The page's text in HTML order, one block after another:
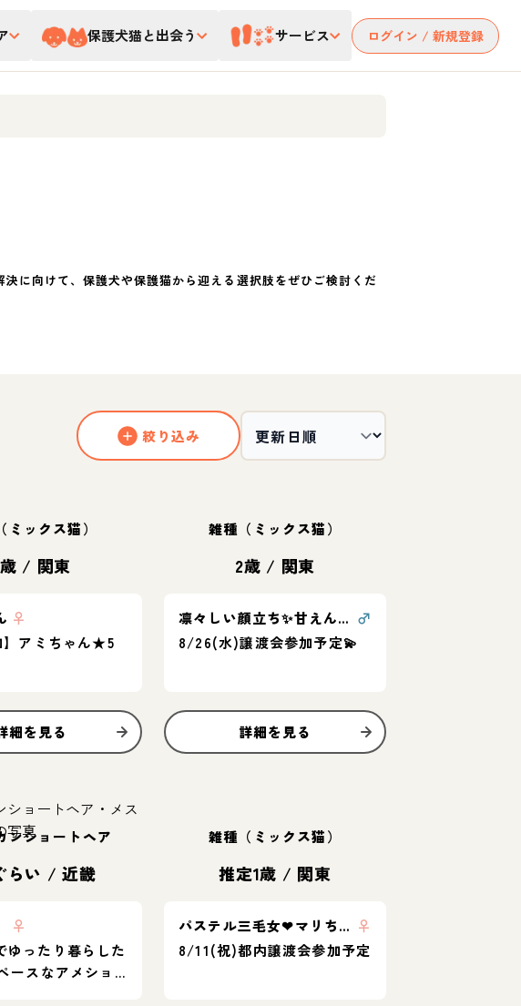
保護犬猫と出会う サービス ログイン / 新規登録
に向けて、保護犬や保護猫から迎える選択肢をぜひご検討くだ
絞り込み
ミックス猫）
/ 関東
♀
】アミちゃん★5
細を見る
雑種（ミックス猫）
2歳 / 関東
凛々しい顔立ち✨甘えん坊プリンス清美くん ♂
8/26(水)譲渡会参加予定💫
詳細を見る
ンショートヘア
らい /近畿
♀
ゆったり暮らした
ースなアメショ
雑種（ミックス猫）
推定1歳 / 関東
パステル三毛女❤︎マリちゃん ♀
8/11(祝)都内譲渡会参加予定